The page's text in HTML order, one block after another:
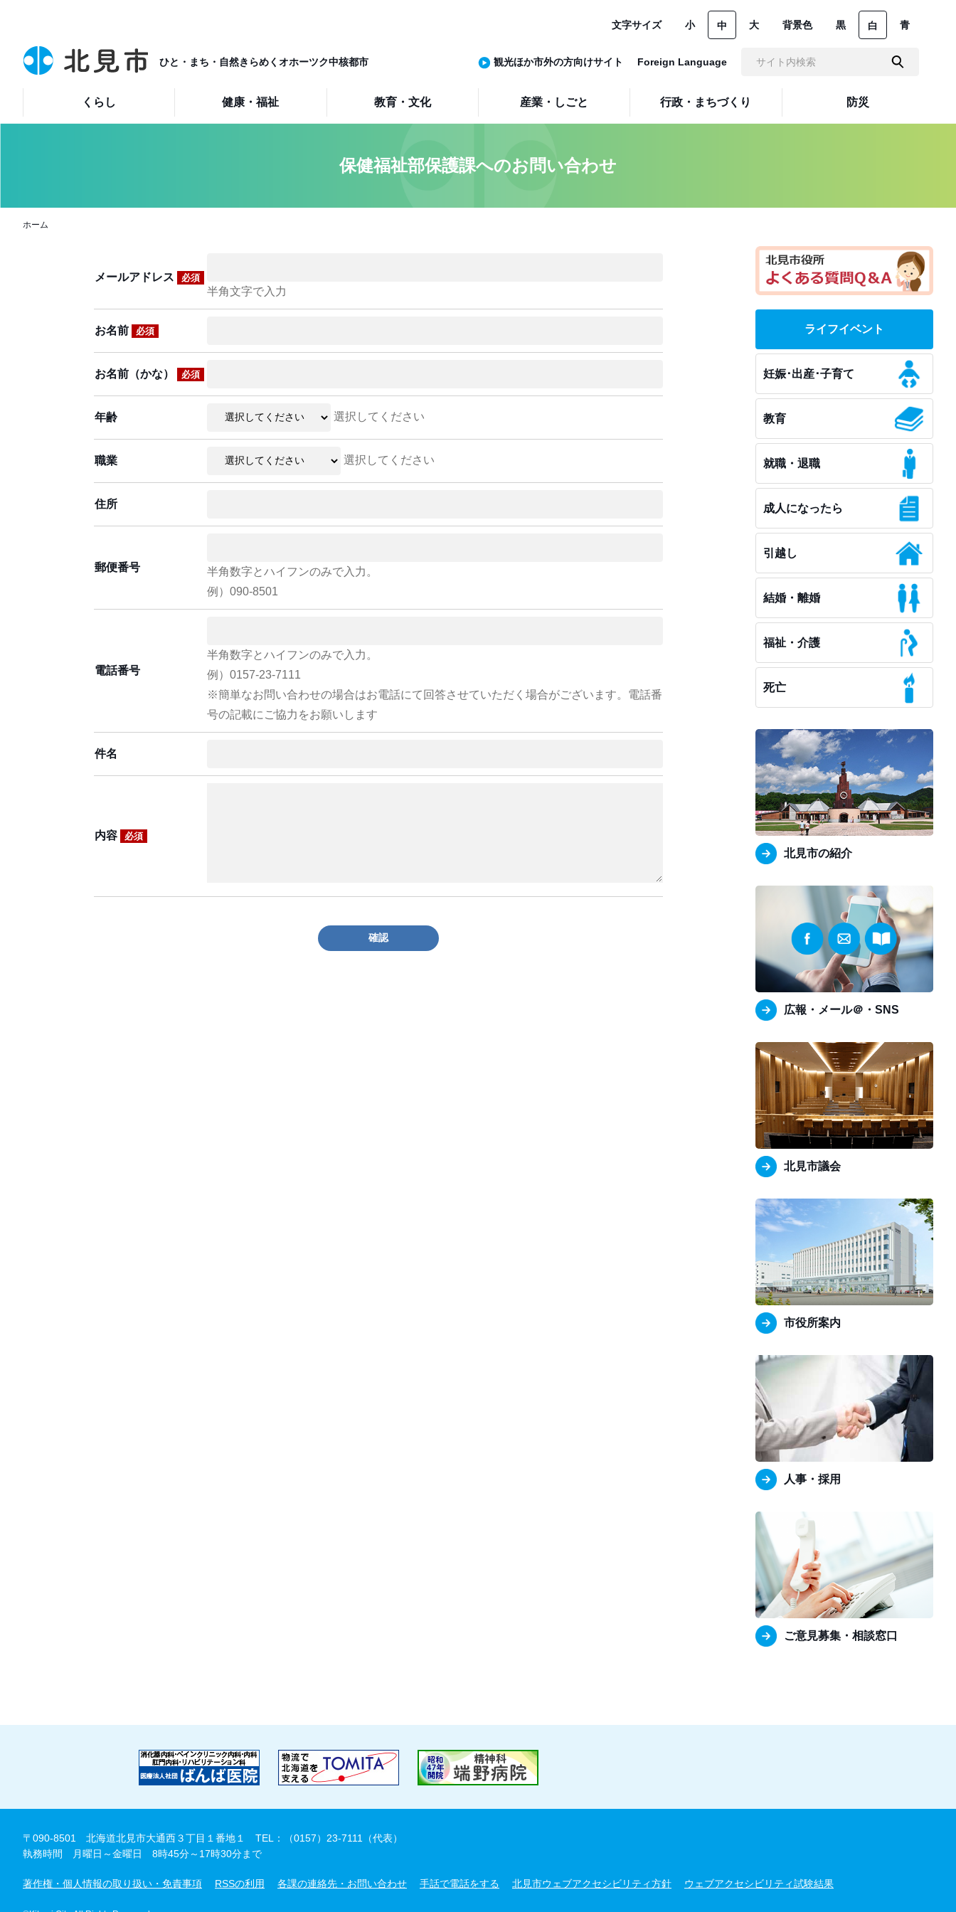
ひと・まち・自然きらめくオホーツク中核都市
くらし 健康・福祉 教育・文化 産業・しごと 行政・まちづくり 防災
文字サイズ 小 中 大 背景色 黒 白 青
観光ほか市外の方向けサイト Foreign Language
保健福祉部保護課へのお問い合わせ
ホーム
メールアドレス 必須
半角文字で入力
お名前 必須
お名前（かな） 必須
年齢 選択してください
職業 選択してください
住所
郵便番号
半角数字とハイフンのみで入力。
例）090-8501
電話番号
半角数字とハイフンのみで入力。
例）0157-23-7111
※簡単なお問い合わせの場合はお電話にて回答させていただく場合がございます。電話番
号の記載にご協力をお願いします
件名
内容 必須
確認
ライフイベント
妊娠･出産･子育て
教育
就職・退職
成人になったら
引越し
結婚・離婚
福祉・介護
死亡
北見市の紹介
広報・メール＠・SNS
北見市議会
市役所案内
人事・採用
ご意見募集・相談窓口
〒090-8501 北海道北見市大通西３丁目１番地１
TEL：（0157）23-7111（代表）
執務時間 月曜日～金曜日 8時45分～17時30分まで
著作権・個人情報の取り扱い・免責事項 RSSの利用 各課の連絡先・お問い合わせ 手話で電話をする 北見市ウェブアクセシビリティ方針 ウェブアクセシビリティ試験結果